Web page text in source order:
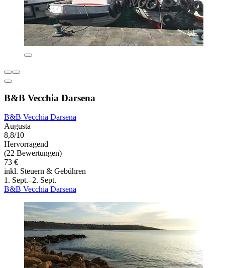
B&B Vecchia Darsena
B&B Vecchia Darsena
Augusta
8,8/10
Hervorragend
(22 Bewertungen)
73 €
inkl. Steuern & Gebühren
1. Sept.–2. Sept.
B&B Vecchia Darsena